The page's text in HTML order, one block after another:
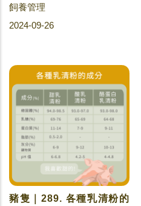
飼養管理
2024-09-26
豬隻｜289. 各種乳清粉的